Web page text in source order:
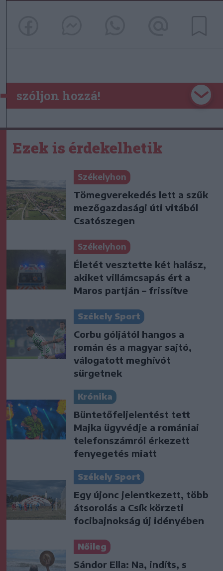
szóljon hozzá!
Ezek is érdekelhetik
Székelyhon
Tömegverekedés lett a szűk
mezőgazdasági úti vitából
Csatószegen
Székelyhon
Életét vesztette két halász,
akiket villámcsapás ért a
Maros partján – frissítve
Székely Sport
Corbu góljától hangos a
román és a magyar sajtó,
válogatott meghívót
sürgetnek
Krónika
Büntetőfeljelentést tett
Majka ügyvédje a romániai
telefonszámról érkezett
fenyegetés miatt
Székely Sport
Egy újonc jelentkezett, több
átsorolás a Csík körzeti
focibajnokság új idényében
Nőileg
Sándor Ella: Na, indíts, s